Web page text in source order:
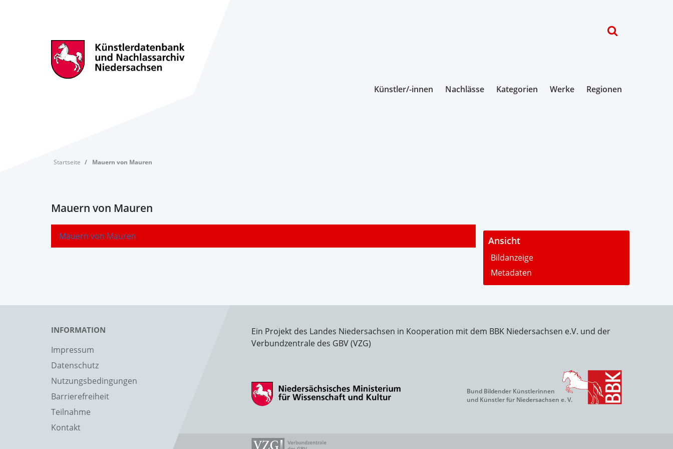
Künstler/-innen Nachlässe Kategorien Werke Regionen
Startseite Mauern von Mauren
Mauern von Mauren
Mauern von Mauren - Ansicht
Bildanzeige
Metadaten
INFORMATION
Impressum
Datenschutz
Nutzungsbedingungen
Barrierefreiheit
Teilnahme
Kontakt
Ein Projekt des Landes Niedersachsen in Kooperation mit dem BBK Niedersachsen e.V. und der
Verbundzentrale des GBV (VZG)
Bund Bildender Künstlerinnen
und Künstler für Niedersachsen e. V.